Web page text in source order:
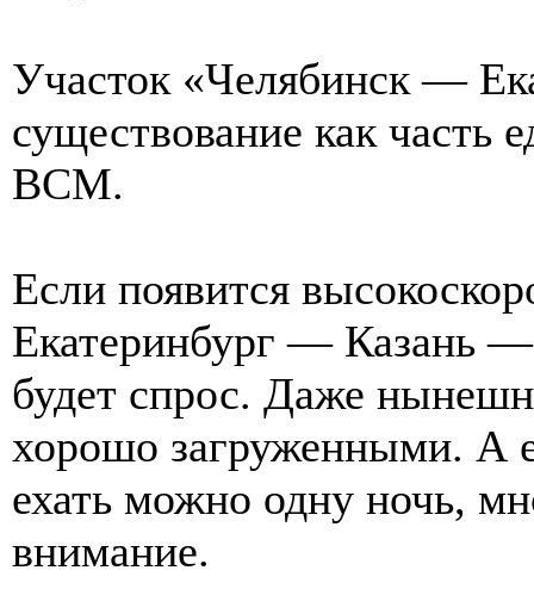
Участок «Челябинск —
существование как часть
ВСМ.
Если появится
Екатеринбург — Казань
будет спрос. Даже
хорошо загруженными. А
ехать можно одну ночь,
внимание.